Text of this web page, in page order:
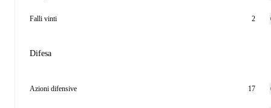
Falli vinti 2
Difesa
Azioni difensive 17